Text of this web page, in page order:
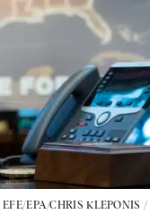
EFE/EPA/CHRIS KLEPONIS